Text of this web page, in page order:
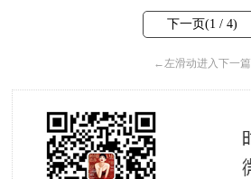
下一页(1 / 4)
←左滑动进入下一篇